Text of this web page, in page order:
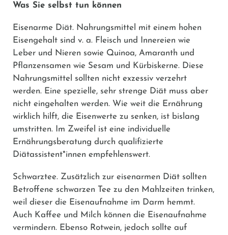
Was Sie selbst tun können
Eisenarme Diät. Nahrungsmittel mit einem hohen
Eisengehalt sind v. a. Fleisch und Innereien wie
Leber und Nieren sowie Quinoa, Amaranth und
Pflanzensamen wie Sesam und Kürbiskerne. Diese
Nahrungsmittel sollten nicht exzessiv verzehrt
werden. Eine spezielle, sehr strenge Diät muss aber
nicht eingehalten werden. Wie weit die Ernährung
wirklich hilft, die Eisenwerte zu senken, ist bislang
umstritten. Im Zweifel ist eine individuelle
Ernährungsberatung durch qualifizierte
Diätassistent*innen empfehlenswert.
Schwarztee. Zusätzlich zur eisenarmen Diät sollten
Betroffene schwarzen Tee zu den Mahlzeiten trinken,
weil dieser die Eisenaufnahme im Darm hemmt.
Auch Kaffee und Milch können die Eisenaufnahme
vermindern. Ebenso Rotwein, jedoch sollte auf